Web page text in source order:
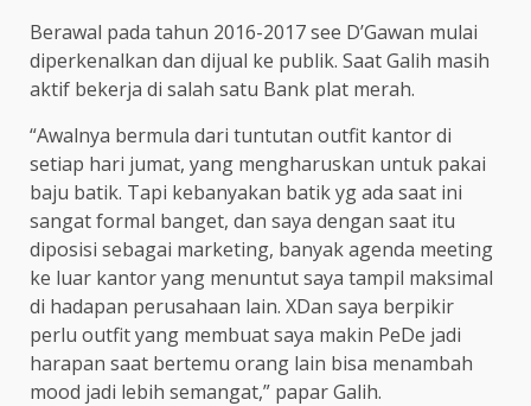
Berawal pada tahun 2016-2017 see D’Gawan mulai
diperkenalkan dan dijual ke publik. Saat Galih masih
aktif bekerja di salah satu Bank plat merah.
“Awalnya bermula dari tuntutan outfit kantor di
setiap hari jumat, yang mengharuskan untuk pakai
baju batik. Tapi kebanyakan batik yg ada saat ini
sangat formal banget, dan saya dengan saat itu
diposisi sebagai marketing, banyak agenda meeting
ke luar kantor yang menuntut saya tampil maksimal
di hadapan perusahaan lain. XDan saya berpikir
perlu outfit yang membuat saya makin PeDe jadi
harapan saat bertemu orang lain bisa menambah
mood jadi lebih semangat,” papar Galih.